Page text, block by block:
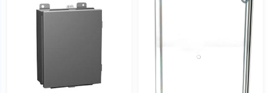
fibox(6)
harting(20)